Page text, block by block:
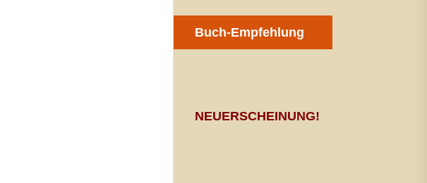
Buch-Empfehlung
NEUERSCHEINUNG!